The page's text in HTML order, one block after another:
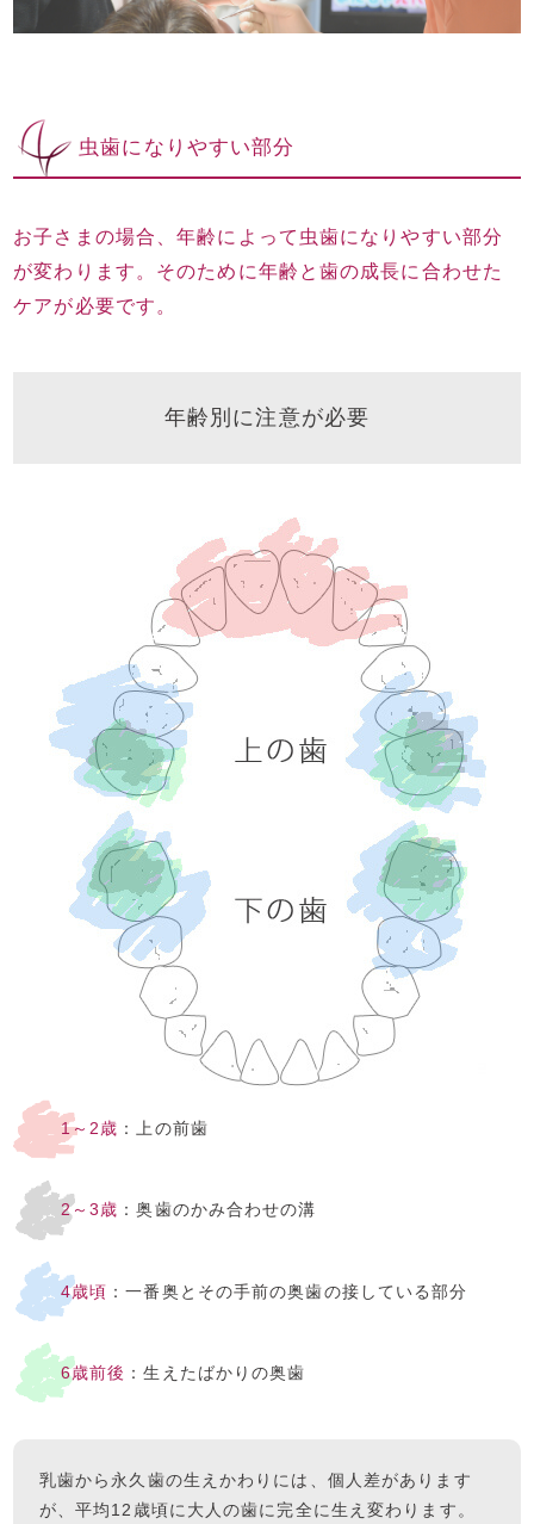
虫歯になりやすい部分
お子さまの場合、年齢によって虫歯になりやすい部分
が変わります。そのために年齢と歯の成長に合わせた
ケアが必要です。
年齢別に注意が必要
1～2歳 ：上の前歯
2～3歳 ：奥歯のかみ合わせの溝
4歳頃 ：一番奥とその手前の奥歯の接している部分
6歳前後 ：生えたばかりの奥歯
乳歯から永久歯の生えかわりには、個人差があります
が、平均12歳頃に大人の歯に完全に生え変わります。